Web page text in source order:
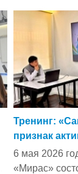
Тренинг:
признак
6 мая 2026
«Мирас»